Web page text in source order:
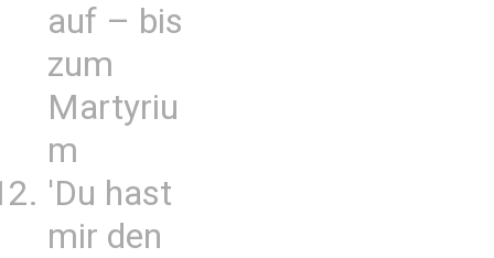
auf – bis
zum
Martyriu
m
'Du hast
mir den